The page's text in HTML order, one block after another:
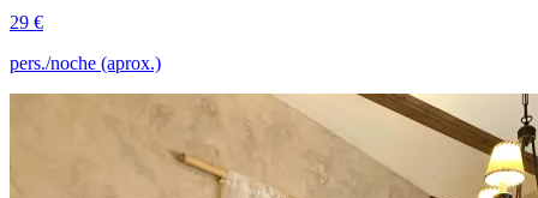
29 €
pers./noche (aprox.)